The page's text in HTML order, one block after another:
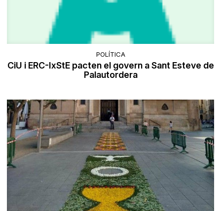
POLÍTICA
CiU i ERC-IxStE pacten el govern a Sant Esteve de
Palautordera